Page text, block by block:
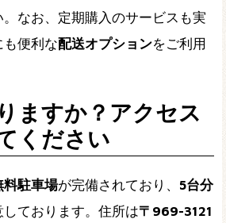
なお、定期購入のサービスも実
便利な配送オプションをご利用
ますか？アクセス
ください
料駐車場が完備されており、 5台分
ております。住所は〒969-3121